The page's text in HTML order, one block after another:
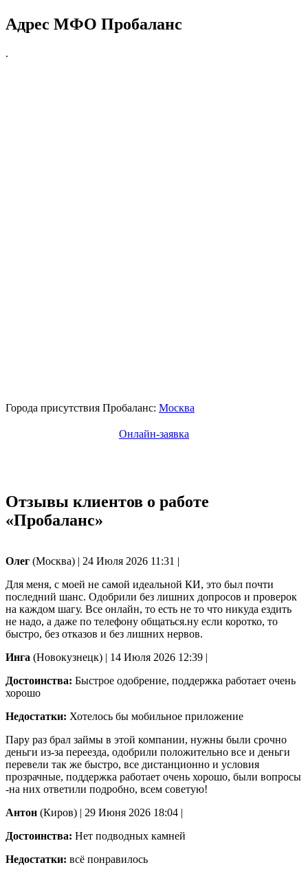
Адрес МФО Пробаланс
.
Города присутствия Пробаланс: Москва
Онлайн-заявка
Отзывы клиентов о работе
«Пробаланс»
Олег (Москва) | 24 Июля 2026 11:31 |
Для меня, с моей не самой идеальной КИ, это был почти
последний шанс. Одобрили без лишних допросов и проверок
на каждом шагу. Все онлайн, то есть не то что никуда ездить
не надо, а даже по телефону общаться.ну если коротко, то
быстро, без отказов и без лишних нервов.
Инга (Новокузнецк) | 14 Июля 2026 12:39 |
Достоинства: Быстрое одобрение, поддержка работает очень
хорошо
Недостатки: Хотелось бы мобильное приложение
Пару раз брал займы в этой компании, нужны были срочно
деньги из-за переезда, одобрили положительно все и деньги
перевели так же быстро, все дистанционно и условия
прозрачные, поддержка работает очень хорошо, были вопросы
-на них ответили подробно, всем советую!
Антон (Киров) | 29 Июня 2026 18:04 |
Достоинства: Нет подводных камней
Недостатки: всё понравилось